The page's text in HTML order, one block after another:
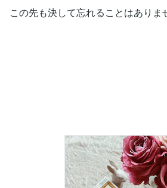
この先も決して忘れることはあり